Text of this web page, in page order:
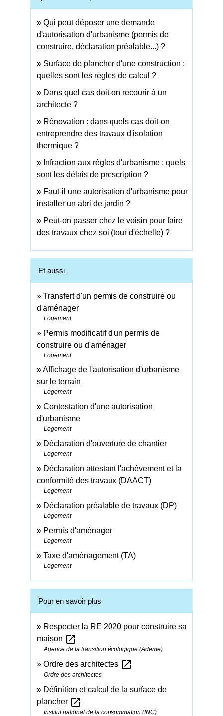
Qui peut déposer une demande
d'autorisation d'urbanisme (permis de
construire, déclaration préalable...) ?
Surface de plancher d'une construction :
quelles sont les règles de calcul ?
Dans quel cas doit-on recourir à un
architecte ?
Rénovation : dans quels cas doit-on
entreprendre des travaux d'isolation
thermique ?
Infraction aux règles d'urbanisme : quels
sont les délais de prescription ?
Faut-il une autorisation d'urbanisme pour
installer un abri de jardin ?
Peut-on passer chez le voisin pour faire
des travaux chez soi (tour d'échelle) ?
Et aussi
Transfert d'un permis de construire ou
d'aménager
Logement
Permis modificatif d'un permis de
construire ou d'aménager
Logement
Affichage de l'autorisation d'urbanisme
sur le terrain
Logement
Contestation d'une autorisation
d'urbanisme
Logement
Déclaration d'ouverture de chantier
Logement
Déclaration attestant l'achèvement et la
conformité des travaux (DAACT)
Logement
Déclaration préalable de travaux (DP)
Logement
Permis d'aménager
Logement
Taxe d'aménagement (TA)
Logement
Pour en savoir plus
Respecter la RE 2020 pour construire sa
maison open_in_new
Agence de la transition écologique (Ademe)
Ordre des architectes open_in_new
Ordre des architectes
Définition et calcul de la surface de
plancher open_in_new
Institut national de la consommation (INC)